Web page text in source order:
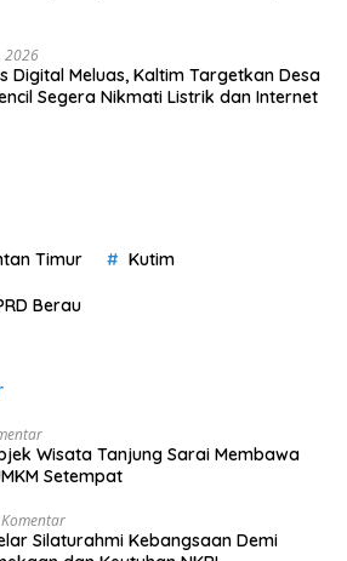
2026
Digital Meluas, Kaltim Targetkan Desa
Segera Nikmati Listrik dan Internet
Timur Kutim
Berau
Wisata Tanjung Sarai Membawa
Setempat
Silaturahmi Kebangsaan Demi